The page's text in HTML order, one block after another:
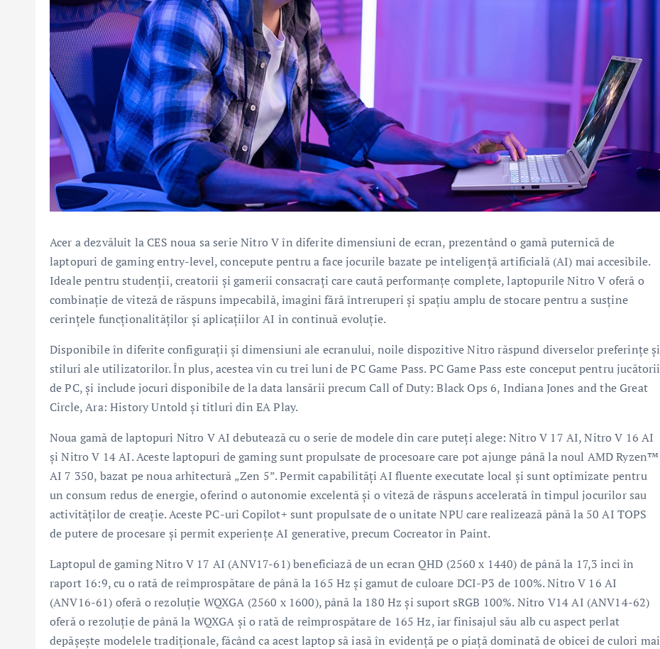
Acer a dezvăluit la CES noua sa serie Nitro V în diferite dimensiuni de ecran, prezentând o gamă puternică de
laptopuri de gaming entry-level, concepute pentru a face jocurile bazate pe inteligență artificială (AI) mai accesibile.
Ideale pentru studenții, creatorii și gamerii consacrați care caută performanțe complete, laptopurile Nitro V oferă o
combinație de viteză de răspuns impecabilă, imagini fără întreruperi și spațiu amplu de stocare pentru a susține
cerințele funcționalităților și aplicațiilor AI în continuă evoluție.
Disponibile în diferite configurații și dimensiuni ale ecranului, noile dispozitive Nitro răspund diverselor preferințe și
stiluri ale utilizatorilor. În plus, acestea vin cu trei luni de PC Game Pass. PC Game Pass este conceput pentru jucătorii
de PC, și include jocuri disponibile de la data lansării precum Call of Duty: Black Ops 6, Indiana Jones and the Great
Circle, Ara: History Untold și titluri din EA Play.
Noua gamă de laptopuri Nitro V AI debutează cu o serie de modele din care puteți alege: Nitro V 17 AI, Nitro V 16 AI
și Nitro V 14 AI. Aceste laptopuri de gaming sunt propulsate de procesoare care pot ajunge până la noul AMD Ryzen™
AI 7 350, bazat pe noua arhitectură „Zen 5”. Permit capabilități AI fluente executate local și sunt optimizate pentru
un consum redus de energie, oferind o autonomie excelentă și o viteză de răspuns accelerată în timpul jocurilor sau
activităților de creație. Aceste PC-uri Copilot+ sunt propulsate de o unitate NPU care realizează până la 50 AI TOPS
de putere de procesare și permit experiențe AI generative, precum Cocreator în Paint.
Laptopul de gaming Nitro V 17 AI (ANV17-61) beneficiază de un ecran QHD (2560 x 1440) de până la 17,3 inci în
raport 16:9, cu o rată de reîmprospătare de până la 165 Hz și gamut de culoare DCI-P3 de 100%. Nitro V 16 AI
(ANV16-61) oferă o rezoluție WQXGA (2560 x 1600), până la 180 Hz și suport sRGB 100%. Nitro V14 AI (ANV14-62)
oferă o rezoluție de până la WQXGA și o rată de reîmprospătare de 165 Hz, iar finisajul său alb cu aspect perlat
depășește modelele tradiționale, făcând ca acest laptop să iasă în evidență pe o piață dominată de obicei de culori mai